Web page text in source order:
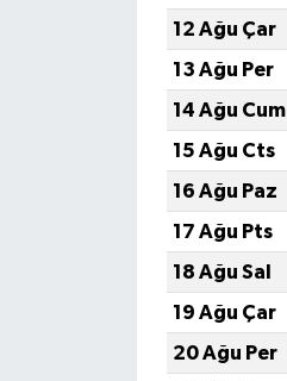
12 Ağu Çar
13 Ağu Per
14 Ağu Cum
15 Ağu Cts
16 Ağu Paz
17 Ağu Pts
18 Ağu Sal
19 Ağu Çar
20 Ağu Per